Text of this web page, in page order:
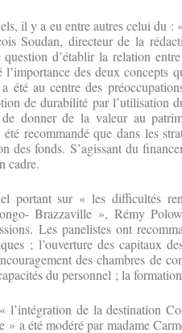
il y a eu entre autres celui du
Soudan, directeur de la
d’établir la relation
l’importance des deux concepts
été au centre des
de durabilité par l’utilisation
donner de la valeur au
recommandé que dans les
des fonds. S’agissant du
cadre.
portant sur « les difficultés
Brazzaville », Rémy
Les panelistes ont
; l’ouverture des capitaux
des chambres de
du personnel ; la
l’intégration de la destination
a été modéré par madame